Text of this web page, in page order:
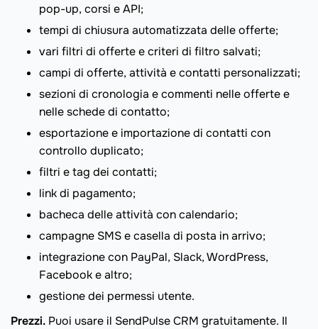
pop-up, corsi e API;
tempi di chiusura automatizzata delle offerte;
vari filtri di offerte e criteri di filtro salvati;
campi di offerte, attività e contatti personalizzati;
sezioni di cronologia e commenti nelle offerte e
nelle schede di contatto;
esportazione e importazione di contatti con
controllo duplicato;
filtri e tag dei contatti;
link di pagamento;
bacheca delle attività con calendario;
campagne SMS e casella di posta in arrivo;
integrazione con PayPal, Slack, WordPress,
Facebook e altro;
gestione dei permessi utente.
Prezzi. Puoi usare il SendPulse CRM gratuitamente. Il